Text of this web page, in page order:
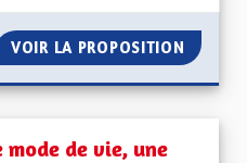
VOIR LA PROPOSITION
de vie, une